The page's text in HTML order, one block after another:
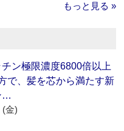
もっと見る »
チン極限濃度6800倍以上
で、髪を芯から満たす新
…
(金)